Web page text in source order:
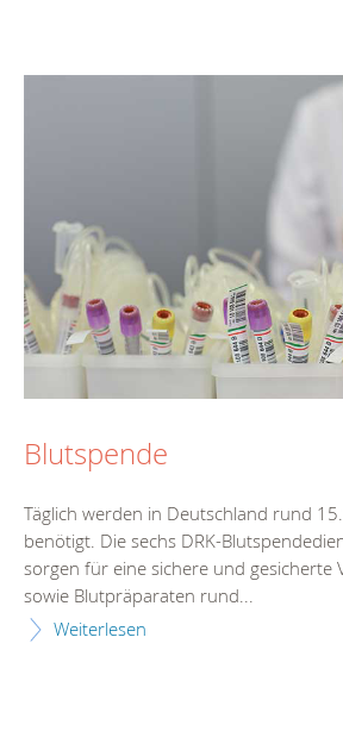
Blutspende
Täglich werden in Deutschland rund
benötigt. Die sechs DRK-
sorgen für eine sichere und gesicherte
sowie Blutpräparaten rund...
Weiterlesen